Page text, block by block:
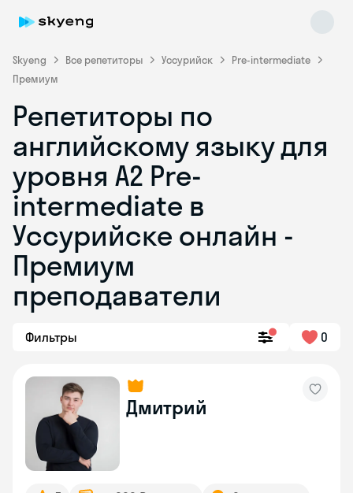
Skyeng Все репетиторы Уссурийск
Pre-intermediate
Премиум
Репетиторы по
английскому языку для
уровня A2 Pre-
intermediate в
Уссурийске онлайн -
Премиум
преподаватели
Фильтры 0
Дмитрий
Skyeng Chat